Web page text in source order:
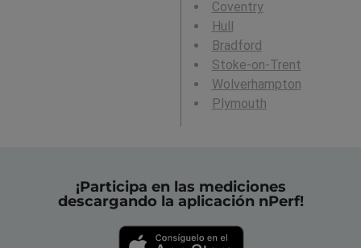
Coventry
Hull
Bradford
Stoke-on-Trent
Wolverhampton
Plymouth
¡Participa en las mediciones
descargando la aplicación nPerf!